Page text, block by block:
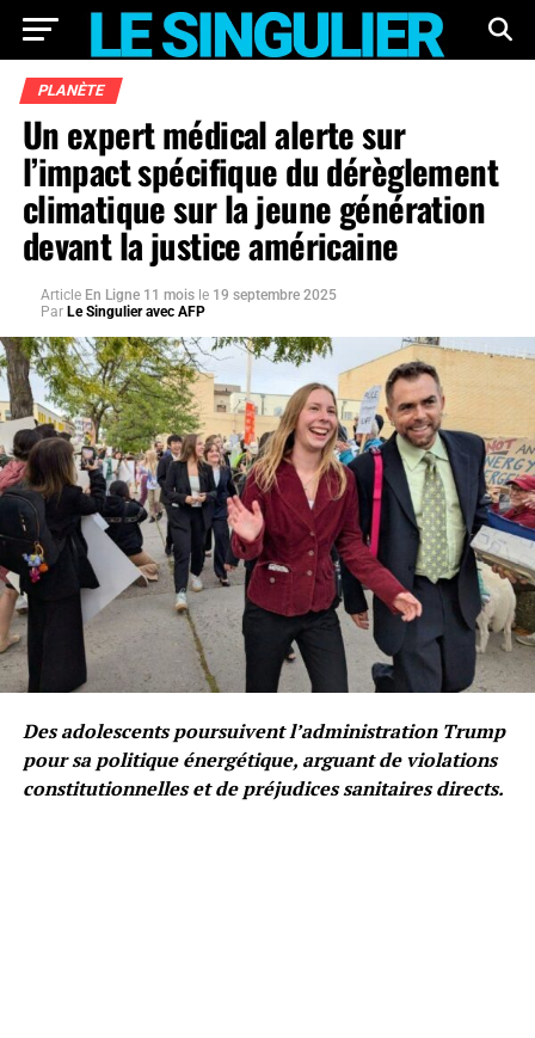
PLANÈTE
Un expert médical alerte sur
l’impact spécifique du dérèglement
climatique sur la jeune génération
devant la justice américaine
Article En Ligne 11 mois le 19 septembre 2025
Par Le Singulier avec AFP
Des adolescents poursuivent l’administration Trump
pour sa politique énergétique, arguant de violations
constitutionnelles et de préjudices sanitaires directs.